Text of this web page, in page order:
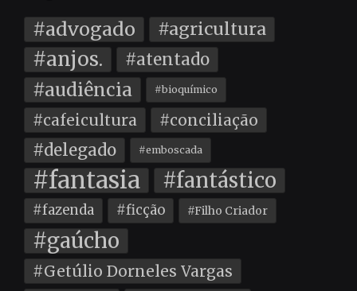
#advogado #agricultura
#anjos. #atentado
#audiência #bioquímico
#cafeicultura #conciliação
#delegado #emboscada
#fantasia #fantástico
#fazenda #ficção #Filho Criador
#gaúcho
#Getúlio Dorneles Vargas